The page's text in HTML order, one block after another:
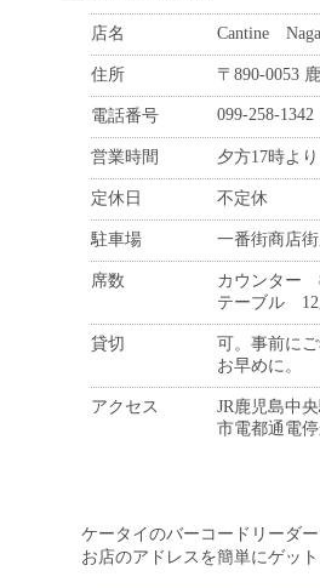
店名 Cantine
住所 〒890-0053
電話番号 099-258-1342
営業時間 夕方17時より
定休日 不定休
駐車場 一番街商店
席数
カウンター
テーブル
貸切
可。事前に
お早めに。
アクセス
JR鹿児島中
市電都通電
ケータイのバーコードリーダ
お店のアドレスを簡単にゲット